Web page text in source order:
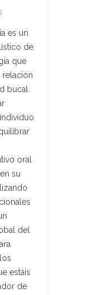
es un
de
que
relación
bucal
oral
su
del
estáis
de